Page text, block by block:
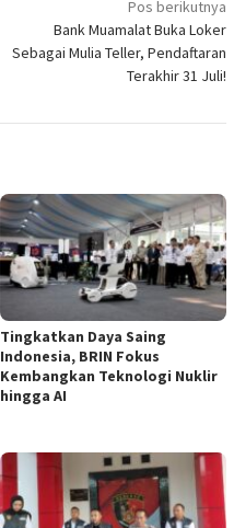
Pos berikutnya
Bank Muamalat Buka Loker
Sebagai Mulia Teller, Pendaftaran
Terakhir 31 Juli!
Tingkatkan Daya Saing
Indonesia, BRIN Fokus
Kembangkan Teknologi Nuklir
hingga AI